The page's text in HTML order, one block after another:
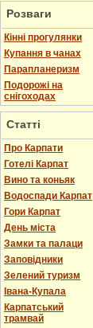
Розваги
Кінні прогулянки
Купання в чанах
Парапланеризм
Подорожі на
снігоходах
Статті
Про Карпати
Готелі Карпат
Вино та коньяк
Водоспади Карпат
Гори Карпат
День міста
Замки та палаци
Заповідники
Зелений туризм
Івана-Купала
Карпатський
трамвай